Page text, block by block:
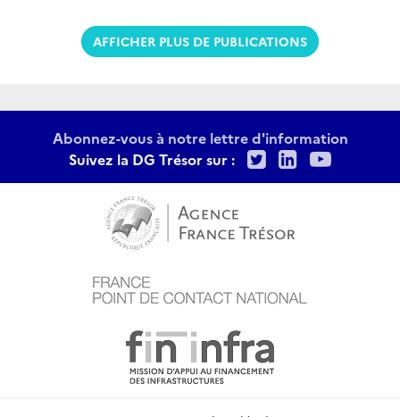
AFFICHER PLUS DE PUBLICATIONS
Abonnez-vous à notre lettre d'information
Suivez la DG Trésor sur :
TwitterLinkedIn